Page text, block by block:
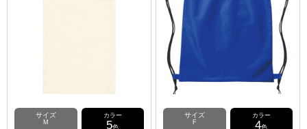
がございます。あらかじめご了承
ください。
お選び頂けます。 お菓子の詰め合
わせのオリジナルパッケージから
店舗のオリジナルグッズまで幅広
く活躍するアイテムです。
サイズ
M
カラー
5色
サイズ
F
カラー
4色